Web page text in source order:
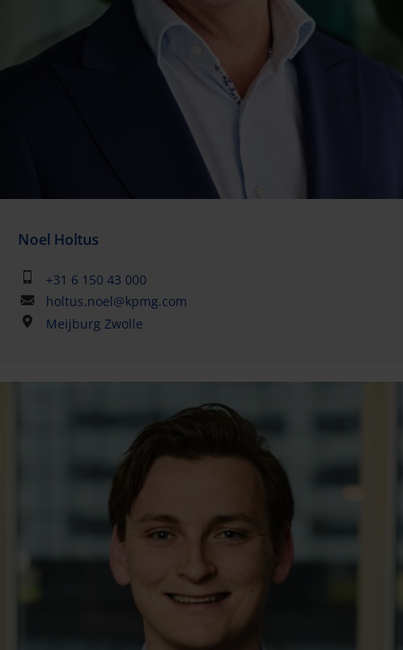
Noel Holtus
+31 6 150 43 000
holtus.noel@kpmg.com
Meijburg Zwolle